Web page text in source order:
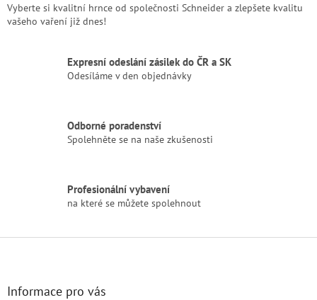
Vyberte si kvalitní hrnce od společnosti Schneider a zlepšete kvalitu
vašeho vaření již dnes!
Expresní odeslání zásilek do ČR a SK
Odesíláme v den objednávky
Odborné poradenství
Spolehněte se na naše zkušenosti
Profesionální vybavení
na které se můžete spolehnout
Z
Informace pro vás